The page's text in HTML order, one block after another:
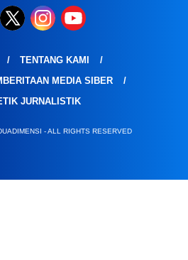
TENTANG KAMI
MEDIA SIBER
JURNALISTIK
- ALL RIGHTS RESERVED